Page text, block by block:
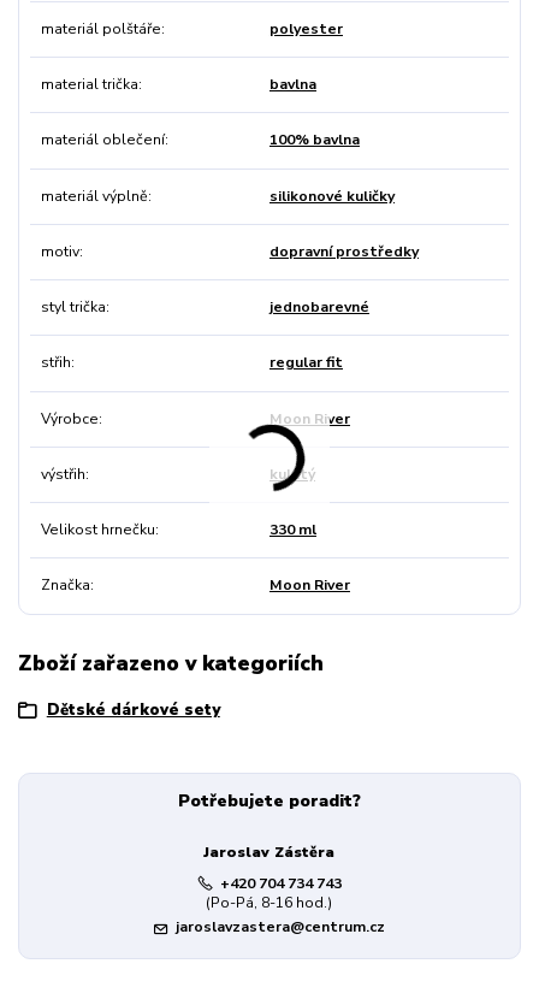
materiál polštáře polyester
material trička bavlna
materiál oblečení 100% bavlna
materiál výplně silikonové kuličky
motiv dopravní prostředky
styl trička jednobarevné
střih regular fit
Výrobce Moon River
výstřih kulatý
Velikost hrnečku 330 ml
Značka Moon River
Zboží zařazeno v kategoriích
Dětské dárkové sety
Potřebujete poradit?
Jaroslav Zástěra
+420 704 734 743
(Po-Pá, 8-16 hod.)
jaroslavzastera@centrum.cz